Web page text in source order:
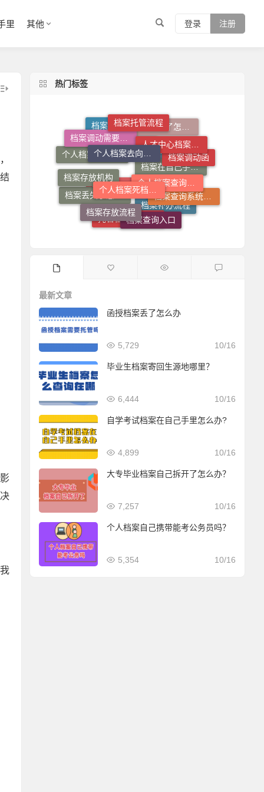
登录 注册
里 其他
热门标签
档案丢失了怎么办
档案在自己手里怎么办
档案补办流程
托管档案手续如何办理
档案丢失了怎么补
个人档案不知道在哪儿怎么查
档案在自己手里怎么放到人才市场
档案拆开了怎么补救
档案调动函
档案查询系统官网
档案查询入口
档案存放流程
档案存放机构
档案调动需要什么手续
档案托管流程
个人档案查询系统
个人档案死档激活
个人档案去向查询
最新文章
函授档案丢了怎么办
10/16
5,729
毕业生档案寄回生源地哪里？
10/16
6,444
自学考试档案在自己手里怎么办?
10/16
4,899
大专毕业档案自己拆开了怎么办？
10/16
7,257
个人档案自己携带能考公务员吗？
10/16
5,354